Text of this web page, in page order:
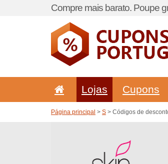
Compre mais barato. Poupe
Lojas Cupons
Página principal > S > Códigos de